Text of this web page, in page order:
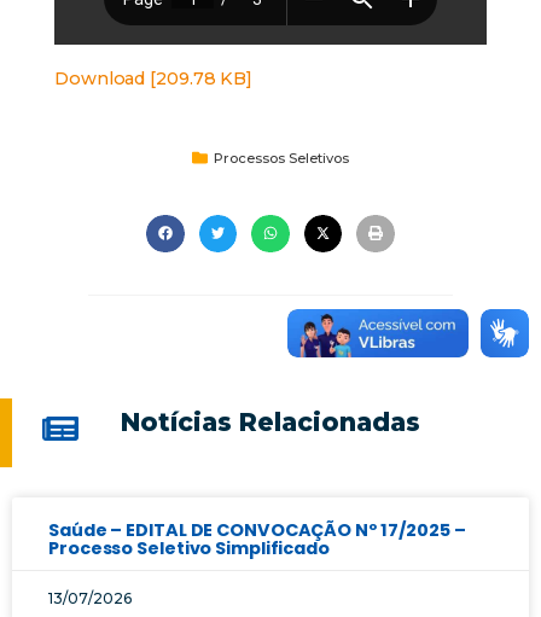
Download [209.78 KB]
Processos Seletivos
Notícias Relacionadas
Saúde – EDITAL DE CONVOCAÇÃO Nº 17/2025 –
Processo Seletivo Simplificado
13/07/2026